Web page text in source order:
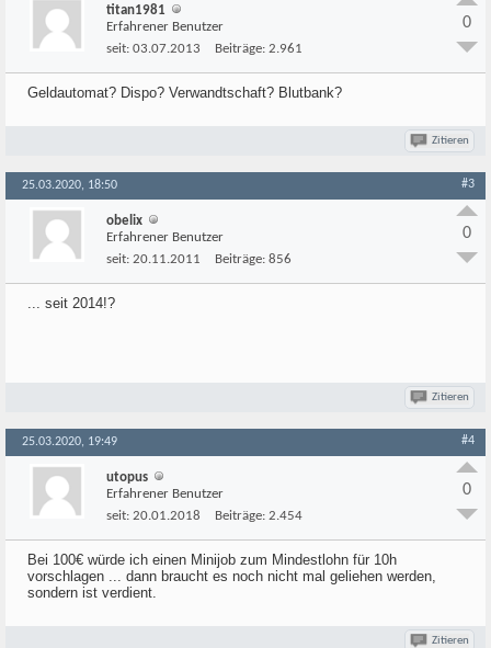
titan1981
Erfahrener Benutzer
seit: 03.07.2013 Beiträge: 2.961
0
Geldautomat? Dispo? Verwandtschaft? Blutbank?
Zitieren
25.03.2020, 18:50 #3
obelix
Erfahrener Benutzer
seit: 20.11.2011 Beiträge: 856
0
... seit 2014!?
Zitieren
25.03.2020, 19:49 #4
utopus
Erfahrener Benutzer
seit: 20.01.2018 Beiträge: 2.454
0
Bei 100€ würde ich einen Minijob zum Mindestlohn für 10h
vorschlagen ... dann braucht es noch nicht mal geliehen werden,
sondern ist verdient.
Zitieren